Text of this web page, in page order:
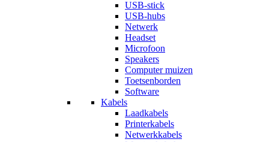
USB-stick
USB-hubs
Netwerk
Headset
Microfoon
Speakers
Computer muizen
Toetsenborden
Software
Kabels
Laadkabels
Printerkabels
Netwerkkabels